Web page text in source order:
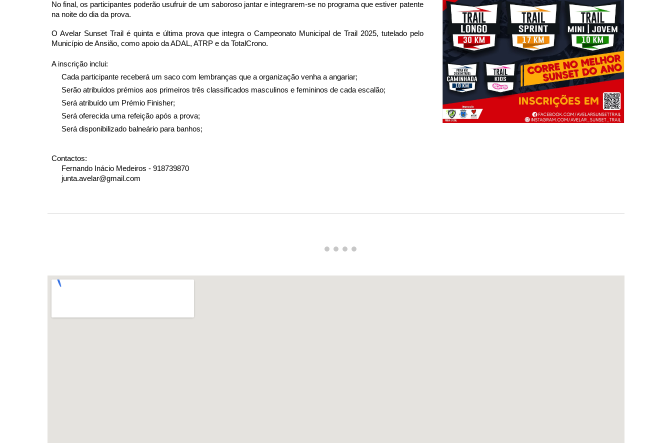
No final, os participantes poderão usufruir de um saboroso jantar e integrarem-se no programa que estiver patente
na noite do dia da prova.
O Avelar Sunset Trail é quinta e última prova que integra o Campeonato Municipal de Trail 2025, tutelado pelo
Município de Ansião, como apoio da ADAL, ATRP e da TotalCrono.
A inscrição inclui:
Cada participante receberá um saco com lembranças que a organização venha a angariar;
Serão atribuídos prémios aos primeiros três classificados masculinos e femininos de cada escalão;
Será atribuído um Prémio Finisher;
Será oferecida uma refeição após a prova;
Será disponibilizado balneário para banhos;
Contactos:
Fernando Inácio Medeiros - 918739870
junta.avelar@gmail.com